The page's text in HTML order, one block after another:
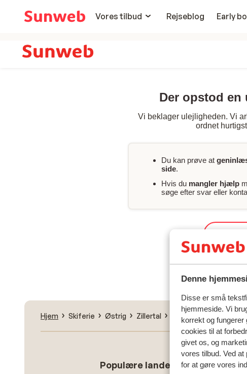
Denne
Disse er små
hjemmeside. Vi
korrekt og
cookies til at
givet os, og
vores tilbud. Ved
for at gøre vores
Vores tilbud
Rejseblog Early
Der opstod en
Vi beklager ulejligheden. Vi
ordnet
Du kan prøve at
side.
Hvis du mangler hjælp
søge efter svar eller
Hjem Skiferie Østrig Zillertal Zillertal Arena
Populære lande